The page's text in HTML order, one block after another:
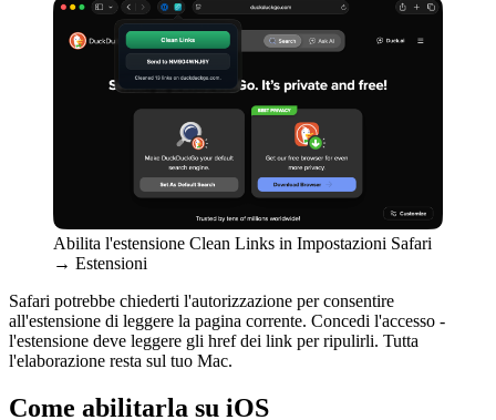
Abilita l'estensione Clean Links in Impostazioni Safari
→ Estensioni
Safari potrebbe chiederti l'autorizzazione per consentire
all'estensione di leggere la pagina corrente. Concedi l'accesso -
l'estensione deve leggere gli href dei link per ripulirli. Tutta
l'elaborazione resta sul tuo Mac.
Come abilitarla su iOS